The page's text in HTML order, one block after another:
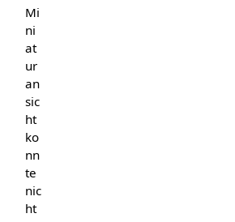
Mi
ni
at
ur
an
sic
ht
ko
nn
te
nic
ht